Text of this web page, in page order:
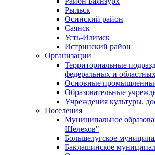
Рыльск
Осинский район
Саянск
Усть-Илимск
Истринский район
Организации
Территориальные
федеральных и
Основные
Образовательные
Учреждения культуры,
Поселения
Муниципальное
Шелехов"
Большелугское
Баклашинское